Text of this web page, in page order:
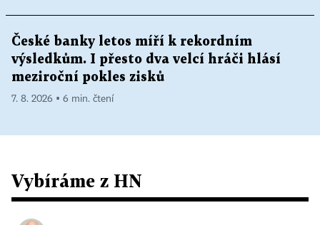
České banky letos míří k rekordním
výsledkům. I přesto dva velcí hráči hlásí
meziroční pokles zisků
7. 8. 2026 ▪ 6 min. čtení
Vybíráme z HN